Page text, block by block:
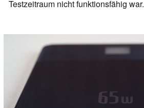
Testzeitraum nicht funktionsfähig war.